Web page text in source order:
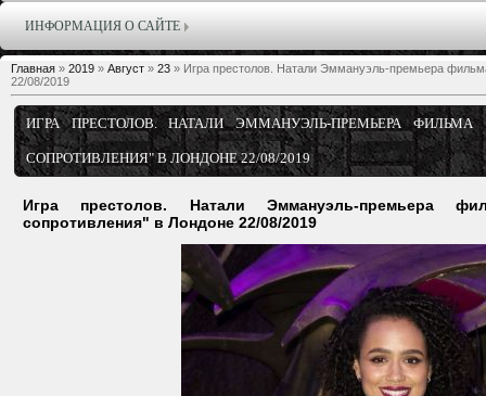
ИНФОРМАЦИЯ О САЙТЕ
Главная » 2019 » Август » 23 » Игра престолов. Натали Эммануэль-премьера
22/08/2019
ИГРА ПРЕСТОЛОВ. НАТАЛИ ЭММАНУЭЛЬ-ПРЕМЬЕРА
СОПРОТИВЛЕНИЯ" В ЛОНДОНЕ 22/08/2019
Игра престолов. Натали Эммануэль-премьера
сопротивления" в Лондоне 22/08/2019